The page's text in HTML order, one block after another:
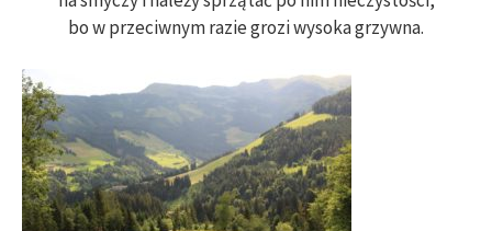
bo w przeciwnym razie grozi wysoka grzywna.